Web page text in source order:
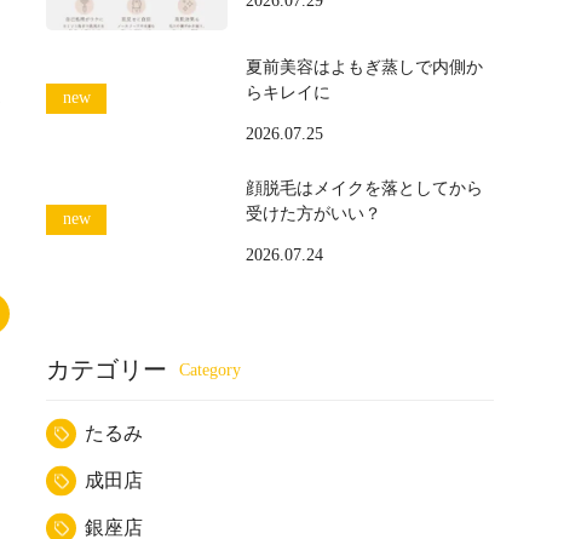
夏前美容はよもぎ蒸しで内側か
らキレイに
2026.07.25
顔脱毛はメイクを落としてから
受けた方がいい？
2026.07.24
カテゴリー
たるみ
成田店
銀座店